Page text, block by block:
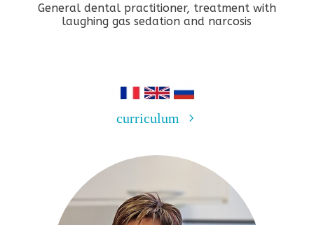
General dental practitioner, treatment with
laughing gas sedation and narcosis
curriculum